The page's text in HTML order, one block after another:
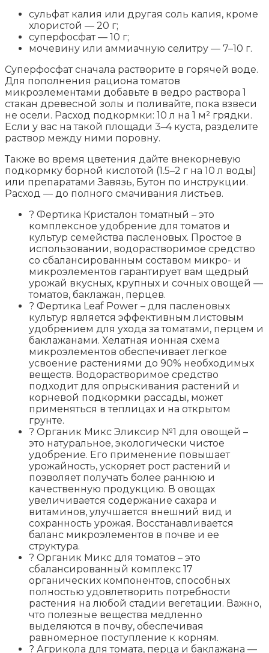
сульфат калия или другая соль калия, кроме
хлористой — 20 г;
суперфосфат — 10 г;
мочевину или аммиачную селитру — 7–10 г.
Суперфосфат сначала растворите в горячей воде.
Для пополнения рациона томатов
микроэлементами добавьте в ведро раствора 1
стакан древесной золы и поливайте, пока взвеси
не осели. Расход подкормки: 10 л на 1 м² грядки.
Если у вас на такой площади 3–4 куста, разделите
раствор между ними поровну.
Также во время цветения дайте внекорневую
подкормку борной кислотой (1.5–2 г на 10 л воды)
или препаратами Завязь, Бутон по инструкции.
Расход — до полного смачивания листьев.
? Фертика Кристалон томатный – это
комплексное удобрение для томатов и
культур семейства пасленовых. Простое в
использовании, водорастворимое средство
со сбалансированным составом микро- и
микроэлементов гарантирует вам щедрый
урожай вкусных, крупных и сочных овощей —
томатов, баклажан, перцев.
? Фертика Leaf Power – для пасленовых
культур является эффективным листовым
удобрением для ухода за томатами, перцем и
баклажанами. Хелатная ионная схема
микроэлементов обеспечивает легкое
усвоение растениями до 90% необходимых
веществ. Водорастворимое средство
подходит для опрыскивания растений и
корневой подкормки рассады, может
применяться в теплицах и на открытом
грунте.
? Органик Микс Эликсир №1 для овощей –
это натуральное, экологически чистое
удобрение. Его применение повышает
урожайность, ускоряет рост растений и
позволяет получать более раннюю и
качественную продукцию. В овощах
увеличивается содержание сахара и
витаминов, улучшается внешний вид и
сохранность урожая. Восстанавливается
баланс микроэлементов в почве и ее
структура.
? Органик Микс для томатов – это
сбалансированный комплекс 17
органических компонентов, способных
полностью удовлетворить потребности
растения на любой стадии вегетации. Важно,
что полезные вещества медленно
выделяются в почву, обеспечивая
равномерное поступление к корням.
? Агрикола для томата, перца и баклажана —